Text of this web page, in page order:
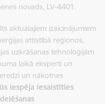
novads, LV-4401.
aktuālajiem izaicinājumiem
attīstībā reģionos,
uzkrāšanas tehnoloģijām
laikā eksperti un
un nākotnes
iespēja iesaistīties